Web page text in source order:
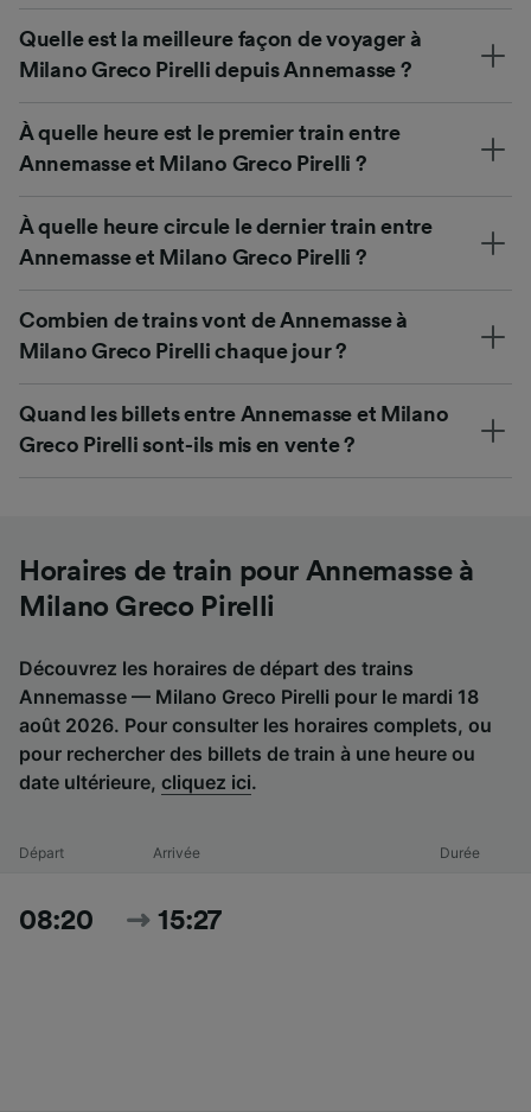
Quelle est la meilleure façon de voyager à
Milano Greco Pirelli depuis Annemasse ?
À quelle heure est le premier train entre
Annemasse et Milano Greco Pirelli ?
À quelle heure circule le dernier train entre
Annemasse et Milano Greco Pirelli ?
Combien de trains vont de Annemasse à
Milano Greco Pirelli chaque jour ?
Quand les billets entre Annemasse et Milano
Greco Pirelli sont-ils mis en vente ?
Horaires de train pour Annemasse à
Milano Greco Pirelli
Découvrez les horaires de départ des trains
Annemasse — Milano Greco Pirelli pour le mardi 18
août 2026. Pour consulter les horaires complets, ou
pour rechercher des billets de train à une heure ou
date ultérieure, cliquez ici.
Départ Arrivée Durée
08:20 15:27